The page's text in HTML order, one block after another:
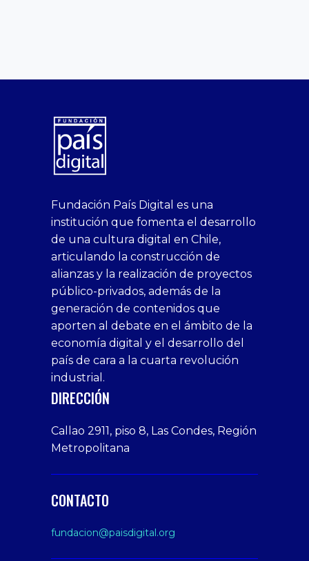
1xbet
canlı
casino
siteleri
bedava
bonus
veren
siteler
1xbet
deneme
bonusu
veren
siteleri
deneme
bonusu
Sikis
siteleri
bonusu
veren
siteler
casino
siteleri
1win
xslot
sahabet
giriş
1xbet
giriş
tarafbet
giriş
bonusu
veren
siteler
deneme
bonusu
Deneme
bonusu
veren
siteler
escort
casino
siteleri
bonusu
bahis
siteleri
Hot
Couple
xxx
homemade
porn
on
webcam
Cumshots
Tits
Free
Amateur
Porn
Xxx
Indian
Big
Butt
sex
From
yenigiris.com
Giriş
bonusu
veren
siteler
deneme
bonusu
veren
siteler
Fundación País Digital es una
institución que fomenta el desarrollo
de una cultura digital en Chile,
articulando la construcción de
alianzas y la realización de proyectos
público-privados, además de la
generación de contenidos que
aporten al debate en el ámbito de la
economía digital y el desarrollo del
país de cara a la cuarta revolución
industrial.
DIRECCIÓN
Callao 2911, piso 8, Las Condes, Región
Metropolitana
CONTACTO
fundacion@paisdigital.org